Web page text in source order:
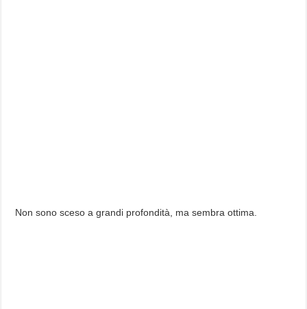
Non sono sceso a grandi profondità, ma sembra ottima.